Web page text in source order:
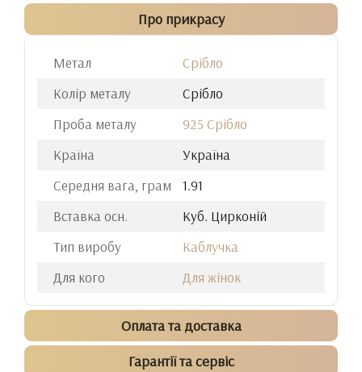
Про прикрасу
Метал
Срібло
Колір металу
Срібло
Проба металу
925 Срібло
Країна
Україна
Середня вага, грам
1.91
Вставка осн.
Куб. Цирконій
Тип виробу
Каблучка
Для кого
Для жінок
Оплата та доставка
Гарантії та сервіс